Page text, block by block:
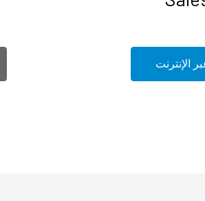
الإنترنت